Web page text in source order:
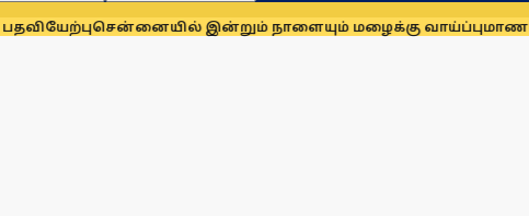
சென்னையில் இன்றும் நாளையும் மழைக்கு வாய்ப்புமாணவர்களுக்காக